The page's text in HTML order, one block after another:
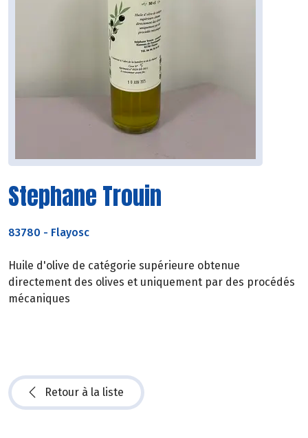
Stephane Trouin
83780 - Flayosc
Huile d'olive de catégorie supérieure obtenue
directement des olives et uniquement par des procédés
mécaniques
Retour à la liste